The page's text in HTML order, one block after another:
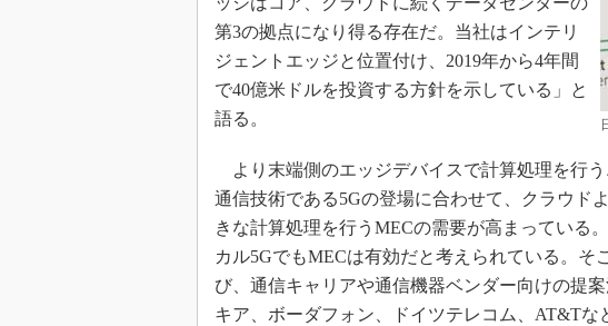
第3の拠点になり得る存在だ。当社はインテリ
ジェントエッジと位置付け、2019年から4年間
で40億米ドルを投資する方針を示している」と
語る。
より末端側のエッジデバイスで計算処理を行
通信技術である5Gの登場に合わせて、クラウド
きな計算処理を行うMECの需要が高まっている
カル5GでもMECは有効だと考えられている。そ
び、通信キャリアや通信機器ベンダー向けの提
キア、ボーダフォン、ドイツテレコム、AT&Tな